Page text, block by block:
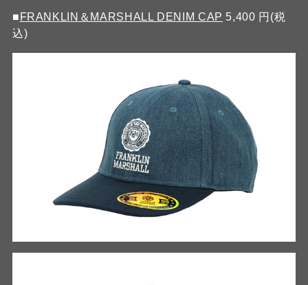
■ FRANKLIN＆MARSHALL DENIM CAP 5,400 円(税
込)